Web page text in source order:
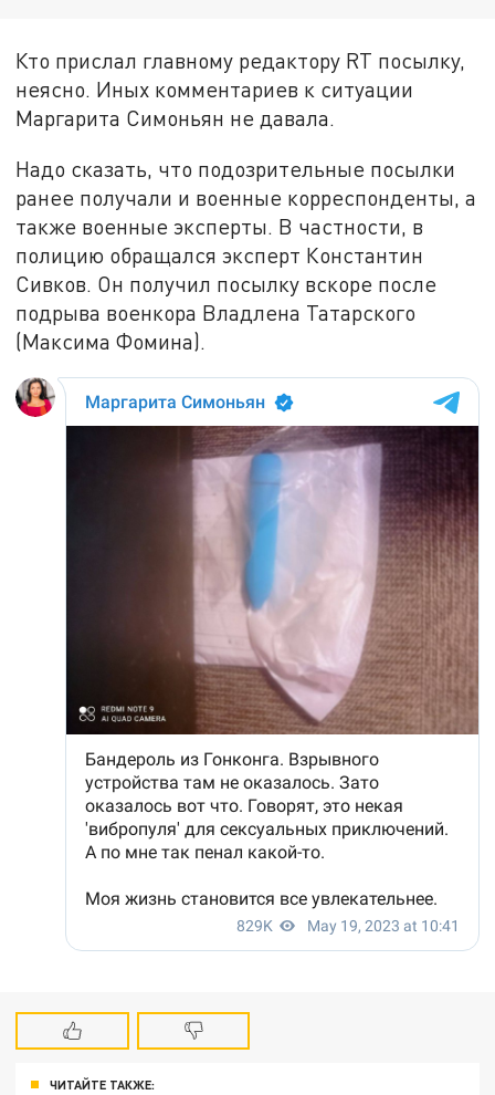
Кто прислал главному редактору RT посылку,
неясно. Иных комментариев к ситуации
Маргарита Симоньян не давала.
Надо сказать, что подозрительные посылки
ранее получали и военные корреспонденты, а
также военные эксперты. В частности, в
полицию обращался эксперт Константин
Сивков. Он получил посылку вскоре после
подрыва военкора Владлена Татарского
(Максима Фомина).
ЧИТАЙТЕ ТАКЖЕ: